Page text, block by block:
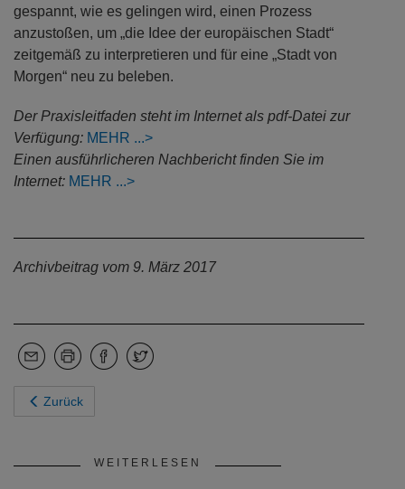
gespannt, wie es gelingen wird, einen Prozess
anzustoßen, um „die Idee der europäischen Stadt“
zeitgemäß zu interpretieren und für eine „Stadt von
Morgen“ neu zu beleben.
Der Praxisleitfaden steht im Internet als pdf-Datei zur
Verfügung: MEHR
Einen ausführlicheren Nachberichtfinden Sie im
Internet: MEHR
Archivbeitrag vom 9. März 2017
Zurück
WEITERLESEN